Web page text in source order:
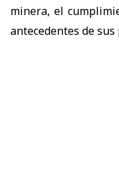
minera, el
antecedentes de